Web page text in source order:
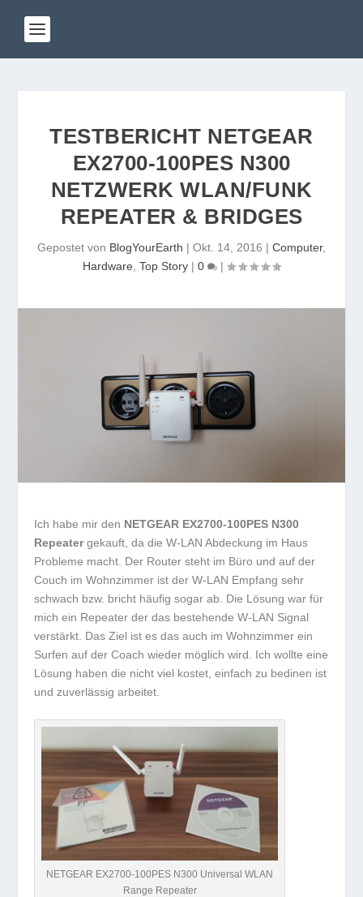
TESTBERICHT NETGEAR
EX2700-100PES N300
NETZWERK WLAN/FUNK
REPEATER & BRIDGES
Gepostet von BlogYourEarth | Okt. 14, 2016 | Computer,
Hardware Top Story | 0 |
Ich habe mir den NETGEAR EX2700-100PES N300
Repeatergekauft, da die W-LAN Abdeckung im Haus
Probleme macht. Der Router steht im Büro und auf der
Couch im Wohnzimmer ist der W-LAN Empfang sehr
schwach bzw. bricht häufig sogar ab. Die Lösung war für
mich ein Repeater der das bestehende W-LAN Signal
verstärkt. Das Ziel ist es das auch im Wohnzimmer ein
Surfen auf der Coach wieder möglich wird. Ich wollte eine
Lösung haben die nicht viel kostet, einfach zu bedinen ist
und zuverlässig arbeitet.
NETGEAR EX2700-100PES N300 Universal WLAN
Range Repeater